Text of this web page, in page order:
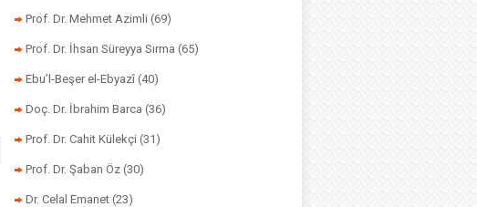
Prof. Dr. Mehmet Azimli (69)
Prof. Dr. İhsan Süreyya Sırma (65)
Ebu’l-Beşer el-Ebyazî (40)
Doç. Dr. İbrahim Barca (36)
Prof. Dr. Cahit Külekçi (31)
Prof. Dr. Şaban Öz (30)
Dr. Celal Emanet (23)